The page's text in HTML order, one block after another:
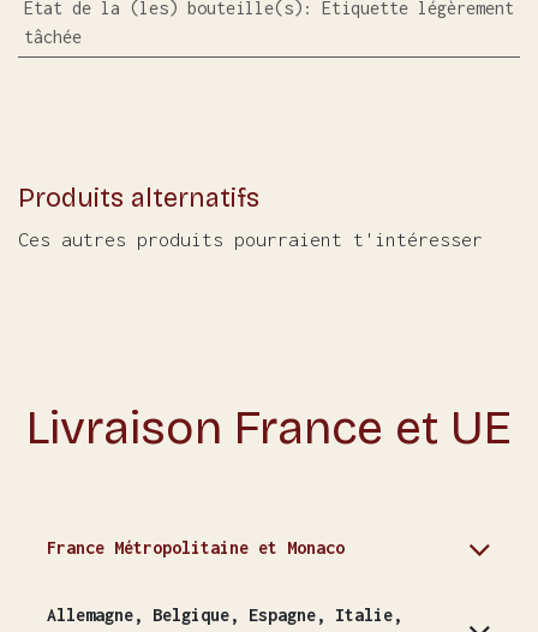
Etat de la (les) bouteille(s) : Etiquette légèrement
tâchée
Produits alternatifs
Ces autres produits pourraient t'intéresser
Livraison France et UE
France Métropolitaine et Monaco
Allemagne, Belgique, Espagne, Italie,